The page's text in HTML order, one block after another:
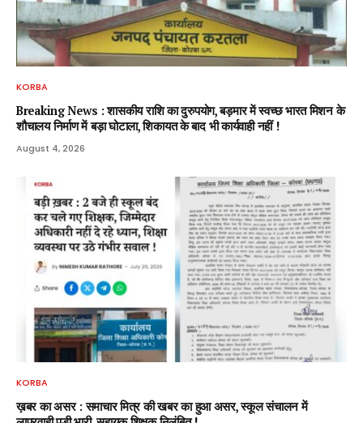
KORBA
Breaking News : शासकीय राशि का दुरुपयोग, बड़मार में स्वच्छ भारत मिशन के
शौचालय निर्माण में बड़ा घोटाला, शिकायत के बाद भी कार्यवाही नहीं !
August 4, 2026
KORBA
ख़बर का असर : समाचार मित्र की खबर का हुआ असर, स्कूल संचालन में